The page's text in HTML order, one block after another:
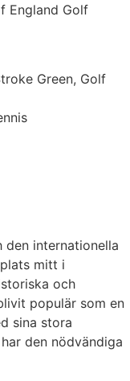
England Golf
Green, Golf
den internationella
mitt i
och
populär som en
sina stora
den nödvändiga